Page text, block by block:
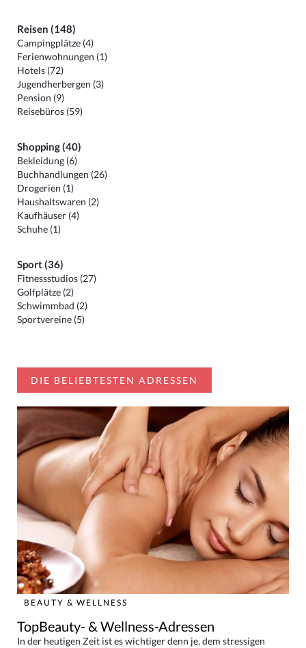
Reisen (148)
Campingplätze (4)
Ferienwohnungen (1)
Hotels (72)
Jugendherbergen (3)
Pension (9)
Reisebüros (59)
Shopping (40)
Bekleidung (6)
Buchhandlungen (26)
Drogerien (1)
Haushaltswaren (2)
Kaufhäuser (4)
Schuhe (1)
Sport (36)
Fitnessstudios (27)
Golfplätze (2)
Schwimmbad (2)
Sportvereine (5)
DIE BELIEBTESTEN ADRESSEN
BEAUTY & WELLNESS
TopBeauty- & Wellness-Adressen
In der heutigen Zeit ist es wichtiger denn je, dem stressigen